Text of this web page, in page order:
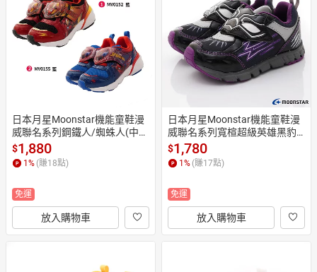
日本月星Moonstar機能童鞋漫
威聯名系列鋼鐵人/蜘蛛人(中小
童)
$1,880
1 % (賺18點)
免運
放入購物車
日本月星Moonstar機能童鞋漫
威聯名系列寬楦超級英雄黑豹
運動鞋款0136黑(中小童段)
$1,780
1 % (賺17點)
免運
放入購物車